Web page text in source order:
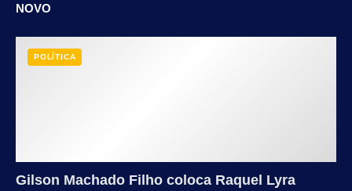
NOVO
POLÍTICA
Gilson Machado Filho coloca Raquel Lyra